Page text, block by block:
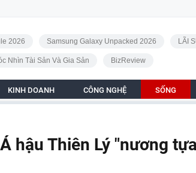
2026 Samsung Galaxy Unpacked 2026 LÃI
Nhìn Tài Sản Và Gia Sản BizReview
KINH DOANH CÔNG NGHỆ SỐNG
hậu Thiên Lý "nương